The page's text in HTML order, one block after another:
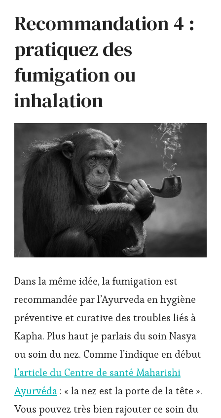
Recommandation 4 :
pratiquez des
fumigation ou
inhalation
Dans la même idée, la fumigation est
recommandée par l’Ayurveda en hygiène
préventive et curative des troubles liés à
Kapha. Plus haut je parlais du soin Nasya
ou soin du nez. Comme l’indique en début
l’article du Centre de santé Maharishi
Ayurvéda : « la nez est la porte de la tête ».
Vous pouvez très bien rajouter ce soin du